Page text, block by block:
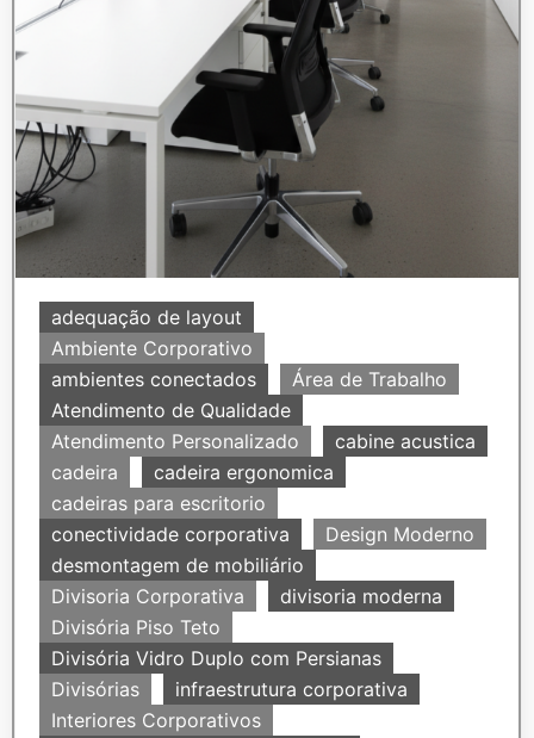
adequação de layout
Ambiente Corporativo
ambientes conectados
Área de Trabalho
Atendimento de Qualidade
Atendimento Personalizado
cabine acustica
cadeira
cadeira ergonomica
cadeiras para escritorio
conectividade corporativa
Design Moderno
desmontagem de mobiliário
Divisoria Corporativa
divisoria moderna
Divisória Piso Teto
Divisória Vidro Duplo com Persianas
Divisórias
infraestrutura corporativa
Interiores Corporativos